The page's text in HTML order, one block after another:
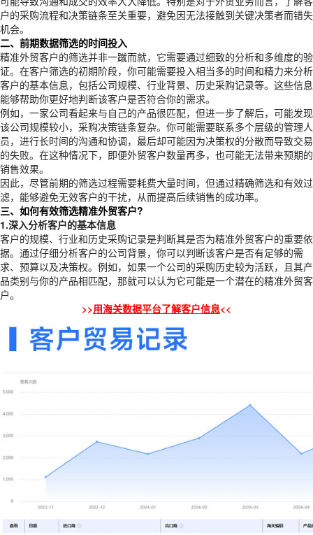
户的采购流程和决策链条至关重要，避免因无法接触到关键决策者而错失
机会。
二、前期数据筛选的时间投入
精准外贸客户的筛选并非一蹴而就，它需要通过细致的分析和多维度的验
证。在客户筛选的初期阶段，你可能需要投入相当多的时间和精力来分析
客户的基本信息，包括公司规模、行业背景、历史采购记录等。这些信息
能够帮助你更好地判断该客户是否符合你的需求。
例如，一家公司看起来与自己的产品很匹配，但进一步了解后，可能发现
该公司规模较小，采购决策链条复杂。你可能需要联系多个层级的管理人
员，进行长时间的沟通和协调，最后却可能因为决策权的分散而导致交易
的失败。在这种情况下，即便外贸客户数量再多，也可能无法带来预期的
销售效果。
因此，尽管前期的筛选过程需要耗费大量时间，但通过精确筛选和有效过
滤，能够避免无效客户的干扰，从而提高后续销售的成功率。
三、如何有效筛选精准外贸客户?
1.深入分析客户的基本信息
客户的规模、行业和历史采购记录是判断其是否为精准外贸客户的重要依
据。通过仔细分析客户的公司背景，你可以判断该客户是否有足够的需
求、预算以及决策权。例如，如果一个公司的采购历史较为活跃，且其产
品类别与你的产品相匹配，那就可以认为它可能是一个潜在的精准外贸客
户。
>>用海关数据平台了解客户信息<<